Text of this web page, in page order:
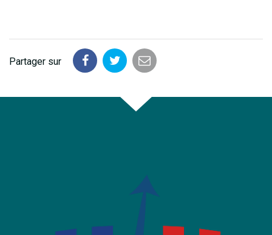
Partager sur
Partager
Facebook
Partager
Twitter
Partager
email